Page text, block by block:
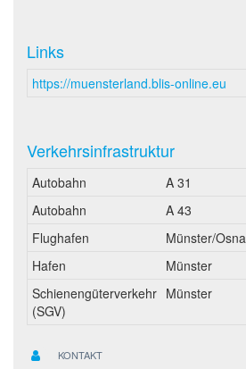
Links
https://muensterland.blis-online.eu
Verkehrsinfrastruktur
Autobahn A 31
Autobahn
A 43
Flughafen
Münster/
Hafen
Münster
Schienengüterverkehr
(SGV)
Münster
KONTAKT